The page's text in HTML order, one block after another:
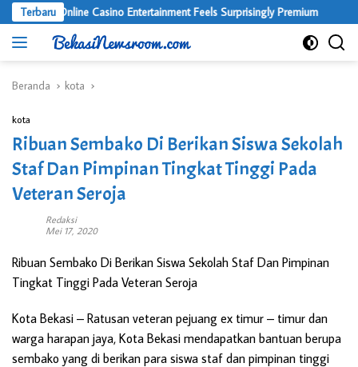
Langsung
ke
konten
Terbaru
Where Online Casino Entertainment Feels Surprisingly Premium
Beranda kota
kota
Ribuan Sembako Di Berikan Siswa Sekolah
Staf Dan Pimpinan Tingkat Tinggi Pada
Veteran Seroja
Redaksi
Mei 17, 2020
Ribuan Sembako Di Berikan Siswa Sekolah Staf Dan Pimpinan
Tingkat Tinggi Pada Veteran Seroja
Kota Bekasi – Ratusan veteran pejuang ex timur – timur dan
warga harapan jaya, Kota Bekasi mendapatkan bantuan berupa
sembako yang di berikan para siswa staf dan pimpinan tinggi